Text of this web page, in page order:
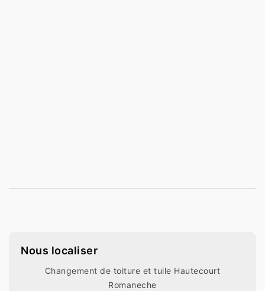
Nous localiser
Changement de toiture et tuile Hautecourt
Romaneche